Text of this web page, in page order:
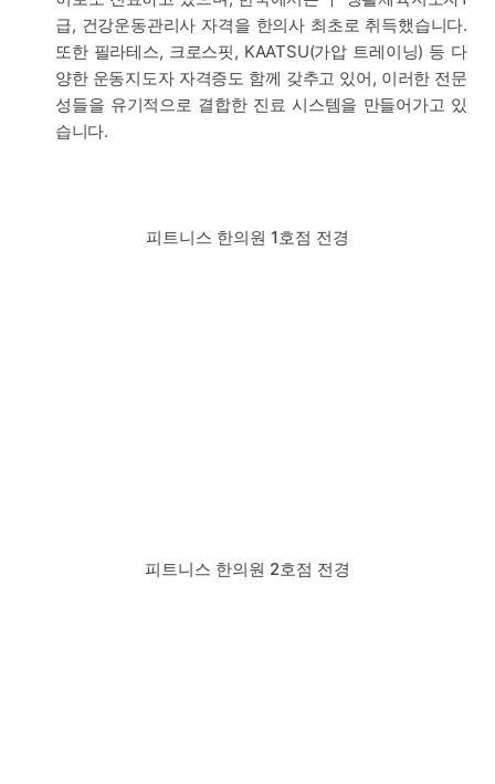
급, 건강운동관리사 자격을 한의사 최초로 취득했습니다.
또한 필라테스, 크로스핏, KAATSU(가압 트레이닝) 등 다
양한 운동지도자 자격증도 함께 갖추고 있어, 이러한 전문
성들을 유기적으로 결합한 진료 시스템을 만들어가고 있
습니다.
피트니스 한의원 1호점 전경
피트니스 한의원 2호점 전경